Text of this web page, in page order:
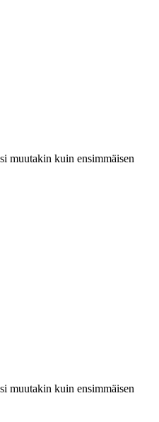
muutakin kuin ensimmäisen
muutakin kuin ensimmäisen